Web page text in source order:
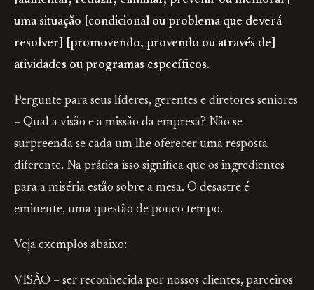
uma situação [condicional ou problema que deverá
resolver] [promovendo, provendo ou através de]
atividades ou programas específicos.
Pergunte para seus líderes, gerentes e diretores seniores
– Qual a visão e a missão da empresa? Não se
surpreenda se cada um lhe oferecer uma resposta
diferente. Na prática isso significa que os ingredientes
para a miséria estão sobre a mesa. O desastre é
eminente, uma questão de pouco tempo.
Veja exemplos abaixo:
VISÃO – ser reconhecida por nossos clientes, parceiros